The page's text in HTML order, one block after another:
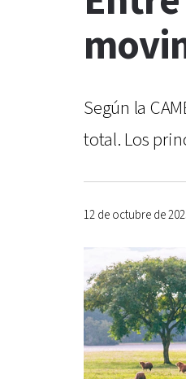
Según la
total. Los
12 de octubre de